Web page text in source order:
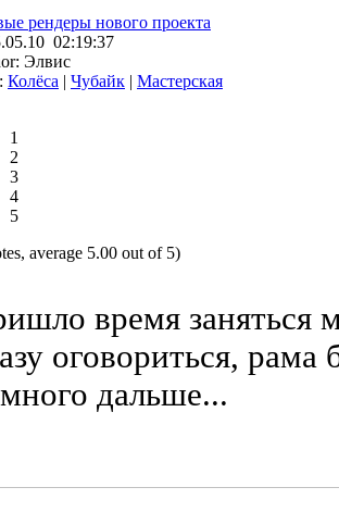
рендеры нового проекта
02:19:37
Элвис
Колёса | Чубайк | Мастерская
1
2
3
4
5
average 5.00 out of 5)
время заняться
оговориться, рама
дальше...